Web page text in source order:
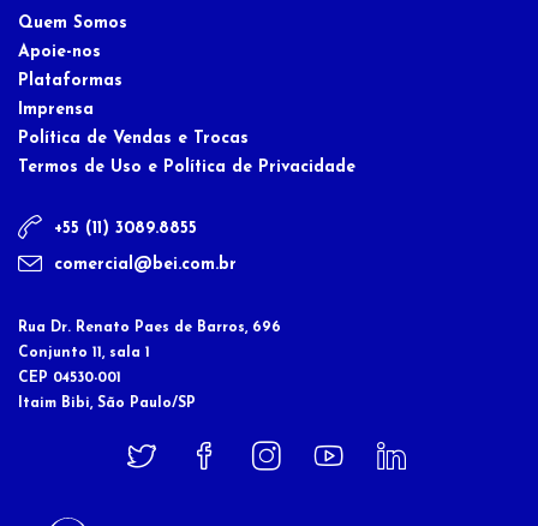
Quem Somos
Apoie-nos
Plataformas
Imprensa
Política de Vendas e Trocas
Termos de Uso e Política de Privacidade
+55 (11) 3089.8855
comercial@bei.com.br
Rua Dr. Renato Paes de Barros, 696
Conjunto 11, sala 1
CEP 04530-001
Itaim Bibi, São Paulo/SP